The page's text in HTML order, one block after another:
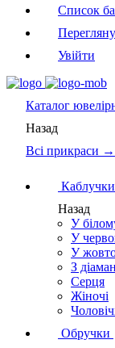
Список
Увійти
Каталог
Назад
Всі прикраси →
Каблучки
Назад
У
У
У
З
Серця
Жіночі
Обручки